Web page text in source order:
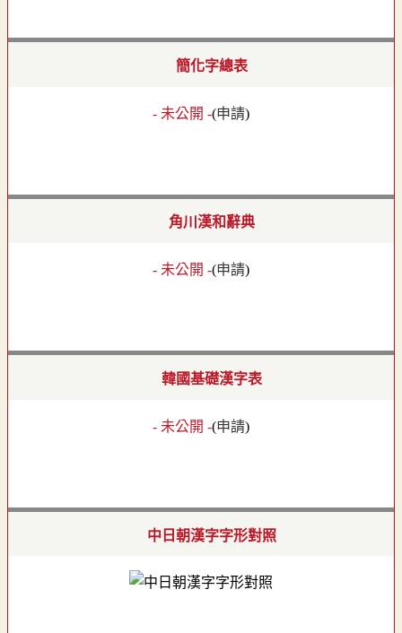
簡化字總表
- 未公開 -(申請)
角川漢和辭典
- 未公開 -(申請)
韓國基礎漢字表
- 未公開 -(申請)
中日朝漢字字形對照